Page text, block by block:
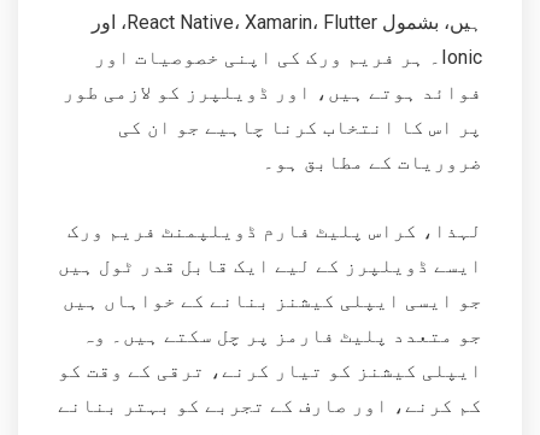
ہیں، بشمول React Native، Xamarin، Flutter، اور
Ionic۔ ہر فریم ورک کی اپنی خصوصیات اور
فوائد ہوتے ہیں، اور ڈویلپرز کو لازمی طور
پر اس کا انتخاب کرنا چاہیے جو ان کی
ضروریات کے مطابق ہو۔
لہذا، کراس پلیٹ فارم ڈویلپمنٹ فریم ورک
ایسے ڈویلپرز کے لیے ایک قابل قدر ٹول ہیں
جو ایسی ایپلی کیشنز بنانے کے خواہاں ہیں
جو متعدد پلیٹ فارمز پر چل سکتے ہیں۔ وہ
ایپلی کیشنز کو تیار کرنے، ترقی کے وقت کو
کم کرنے، اور صارف کے تجربے کو بہتر بنانے